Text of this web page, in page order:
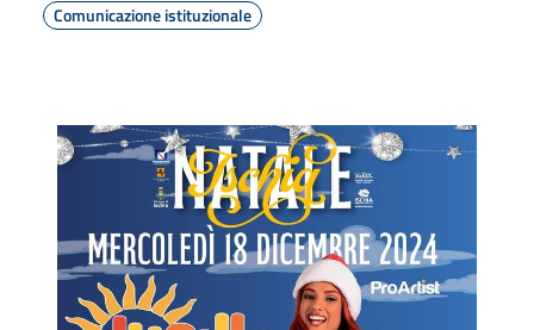
Comunicazione istituzionale